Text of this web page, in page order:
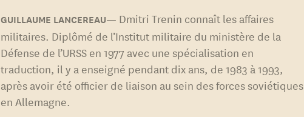
Dmitri Trenin connaît les affaires
militaires. Diplômé de l’Institut militaire du ministère de la
Défense de l’URSS en 1977 avec une spécialisation en
traduction, il y a enseigné pendant dix ans, de 1983 à 1993,
après avoir été officier de liaison au sein des forces soviétiques
en Allemagne.